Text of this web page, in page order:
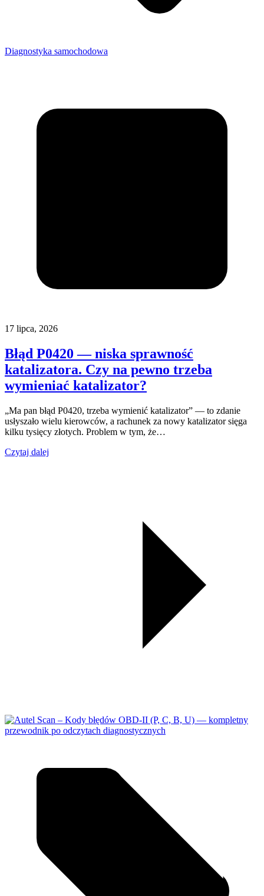
Diagnostyka samochodowa
17 lipca, 2026
Błąd P0420 — niska sprawność
katalizatora. Czy na pewno trzeba
wymieniać katalizator?
„Ma pan błąd P0420, trzeba wymienić katalizator” — to zdanie
usłyszało wielu kierowców, a rachunek za nowy katalizator sięga
kilku tysięcy złotych. Problem w tym, że…
Czytaj dalej